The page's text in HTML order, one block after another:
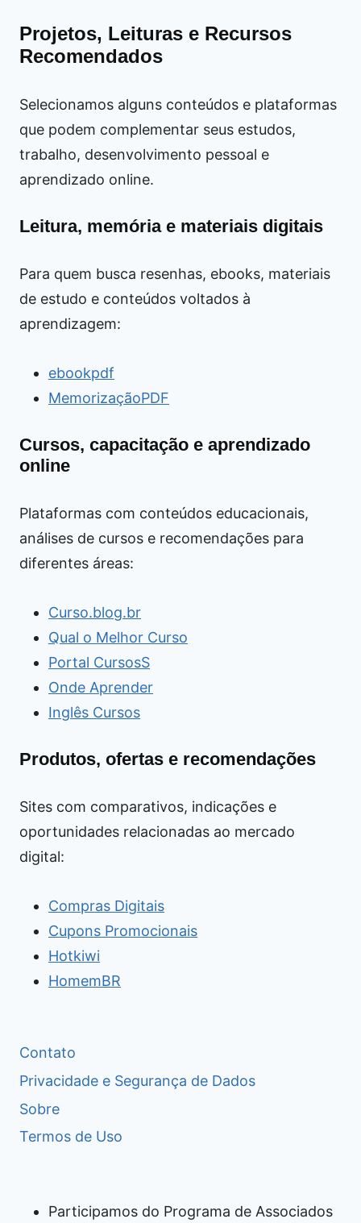
Projetos, Leituras e Recursos
Recomendados
Selecionamos alguns conteúdos e plataformas
que podem complementar seus estudos,
trabalho, desenvolvimento pessoal e
aprendizado online.
Leitura, memória e materiais digitais
Para quem busca resenhas, ebooks, materiais
de estudo e conteúdos voltados à
aprendizagem:
ebookpdf
MemorizaçãoPDF
Cursos, capacitação e aprendizado
online
Plataformas com conteúdos educacionais,
análises de cursos e recomendações para
diferentes áreas:
Curso.blog.br
Qual o Melhor Curso
Portal CursosS
Onde Aprender
Inglês Cursos
Produtos, ofertas e recomendações
Sites com comparativos, indicações e
oportunidades relacionadas ao mercado
digital:
Compras Digitais
Cupons Promocionais
Hotkiwi
HomemBR
Contato
Privacidade e Segurança de Dados
Sobre
Termos de Uso
Participamos do Programa de Associados